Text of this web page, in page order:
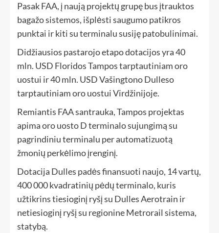
Pasak FAA, į naują projektų grupę bus įtrauktos
bagažo sistemos, išplėsti saugumo patikros
punktai ir kiti su terminalu susiję patobulinimai.
Didžiausios pastarojo etapo dotacijos yra 40
mln. USD Floridos Tampos tarptautiniam oro
uostui ir 40 mln. USD Vašingtono Dulleso
tarptautiniam oro uostui Virdžinijoje.
Remiantis FAA santrauka, Tampos projektas
apima oro uosto D terminalo sujungimą su
pagrindiniu terminalu per automatizuotą
žmonių perkėlimo įrenginį.
Dotacija Dulles padės finansuoti naujo, 14 vartų,
400 000 kvadratinių pėdų terminalo, kuris
užtikrins tiesioginį ryšį su Dulles Aerotrain ir
netiesioginį ryšį su regionine Metrorail sistema,
statybą.